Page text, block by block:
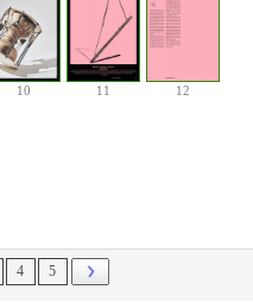
10 11 12
4 5